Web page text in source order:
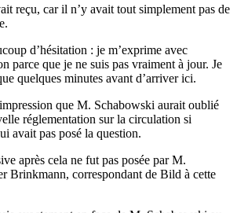
reçu, car il n’y avait tout simplement pas de
d’hésitation : je m’exprime avec
parce que je ne suis pas vraiment à jour. Je
quelques minutes avant d’arriver ici.
que M. Schabowski aurait oublié
réglementation sur la circulation si
avait pas posé la question.
après cela ne fut pas posée par M.
Brinkmann, correspondant de Bild à cette